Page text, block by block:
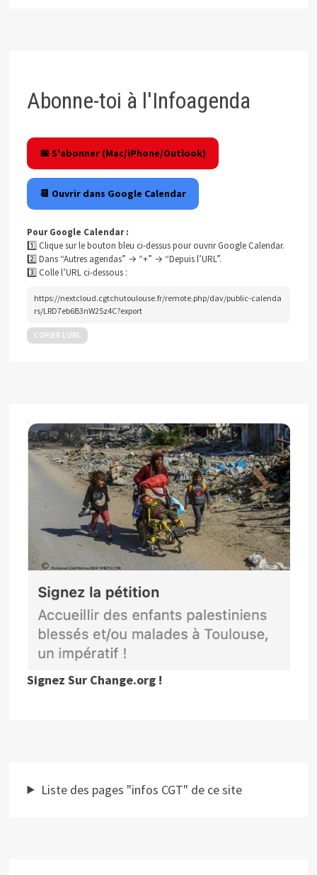
Abonne-toi à l'Infoagenda
📅 S'abonner (Mac/iPhone/Outlook)
📆 Ouvrir dans Google Calendar
Pour Google Calendar :
1️⃣ Clique sur le bouton bleu ci-dessus pour ouvrir Google Calendar.
2️⃣ Dans “Autres agendas” → “+” → “Depuis l’URL”.
3️⃣ Colle l’URL ci-dessous :
https://nextcloud.cgtchutoulouse.fr/remote.php/dav/public-calenda
rs/LRD7eb6B3nW25z4C?export
COPIER L’URL
Signez Sur Change.org !
Liste des pages "infos CGT" de ce site